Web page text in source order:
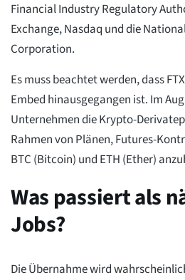
Financial Industry Regulatory
Exchange, Nasdaq und die
Corporation.
Es muss beachtet werden, dass
Embed hinausgegangen ist. Im
Unternehmen die Krypto-
Rahmen von Plänen, Futures-
BTC (Bitcoin) und ETH (Ether)
Was passiert als
Jobs?
Die Übernahme wird